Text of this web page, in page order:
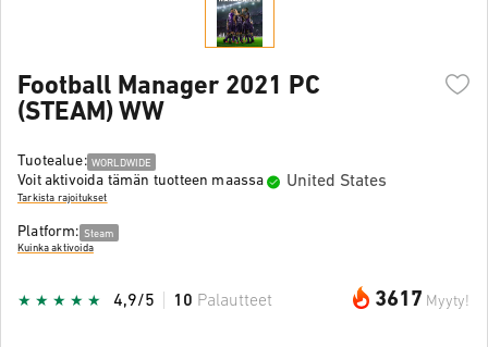
Football Manager 2021 PC
(STEAM) WW
Tuotealue: WORLDWIDE
Voit aktivoida tämän tuotteen maassa United States
Tarkista rajoitukset
Platform: Steam
Kuinka aktivoida
3617 Myyty!
4,9/5 10 Palautteet